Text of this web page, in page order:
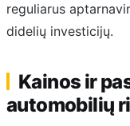
reguliarus
didelių investicijų.
Kainos ir
automobilių